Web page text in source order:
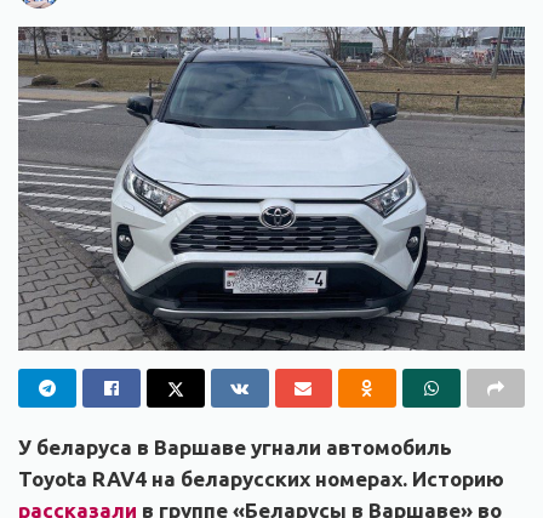
У беларуса в Варшаве угнали автомобиль
Toyota RAV4 на беларусских номерах. Историю
рассказали в группе «Беларусы в Варшаве» во